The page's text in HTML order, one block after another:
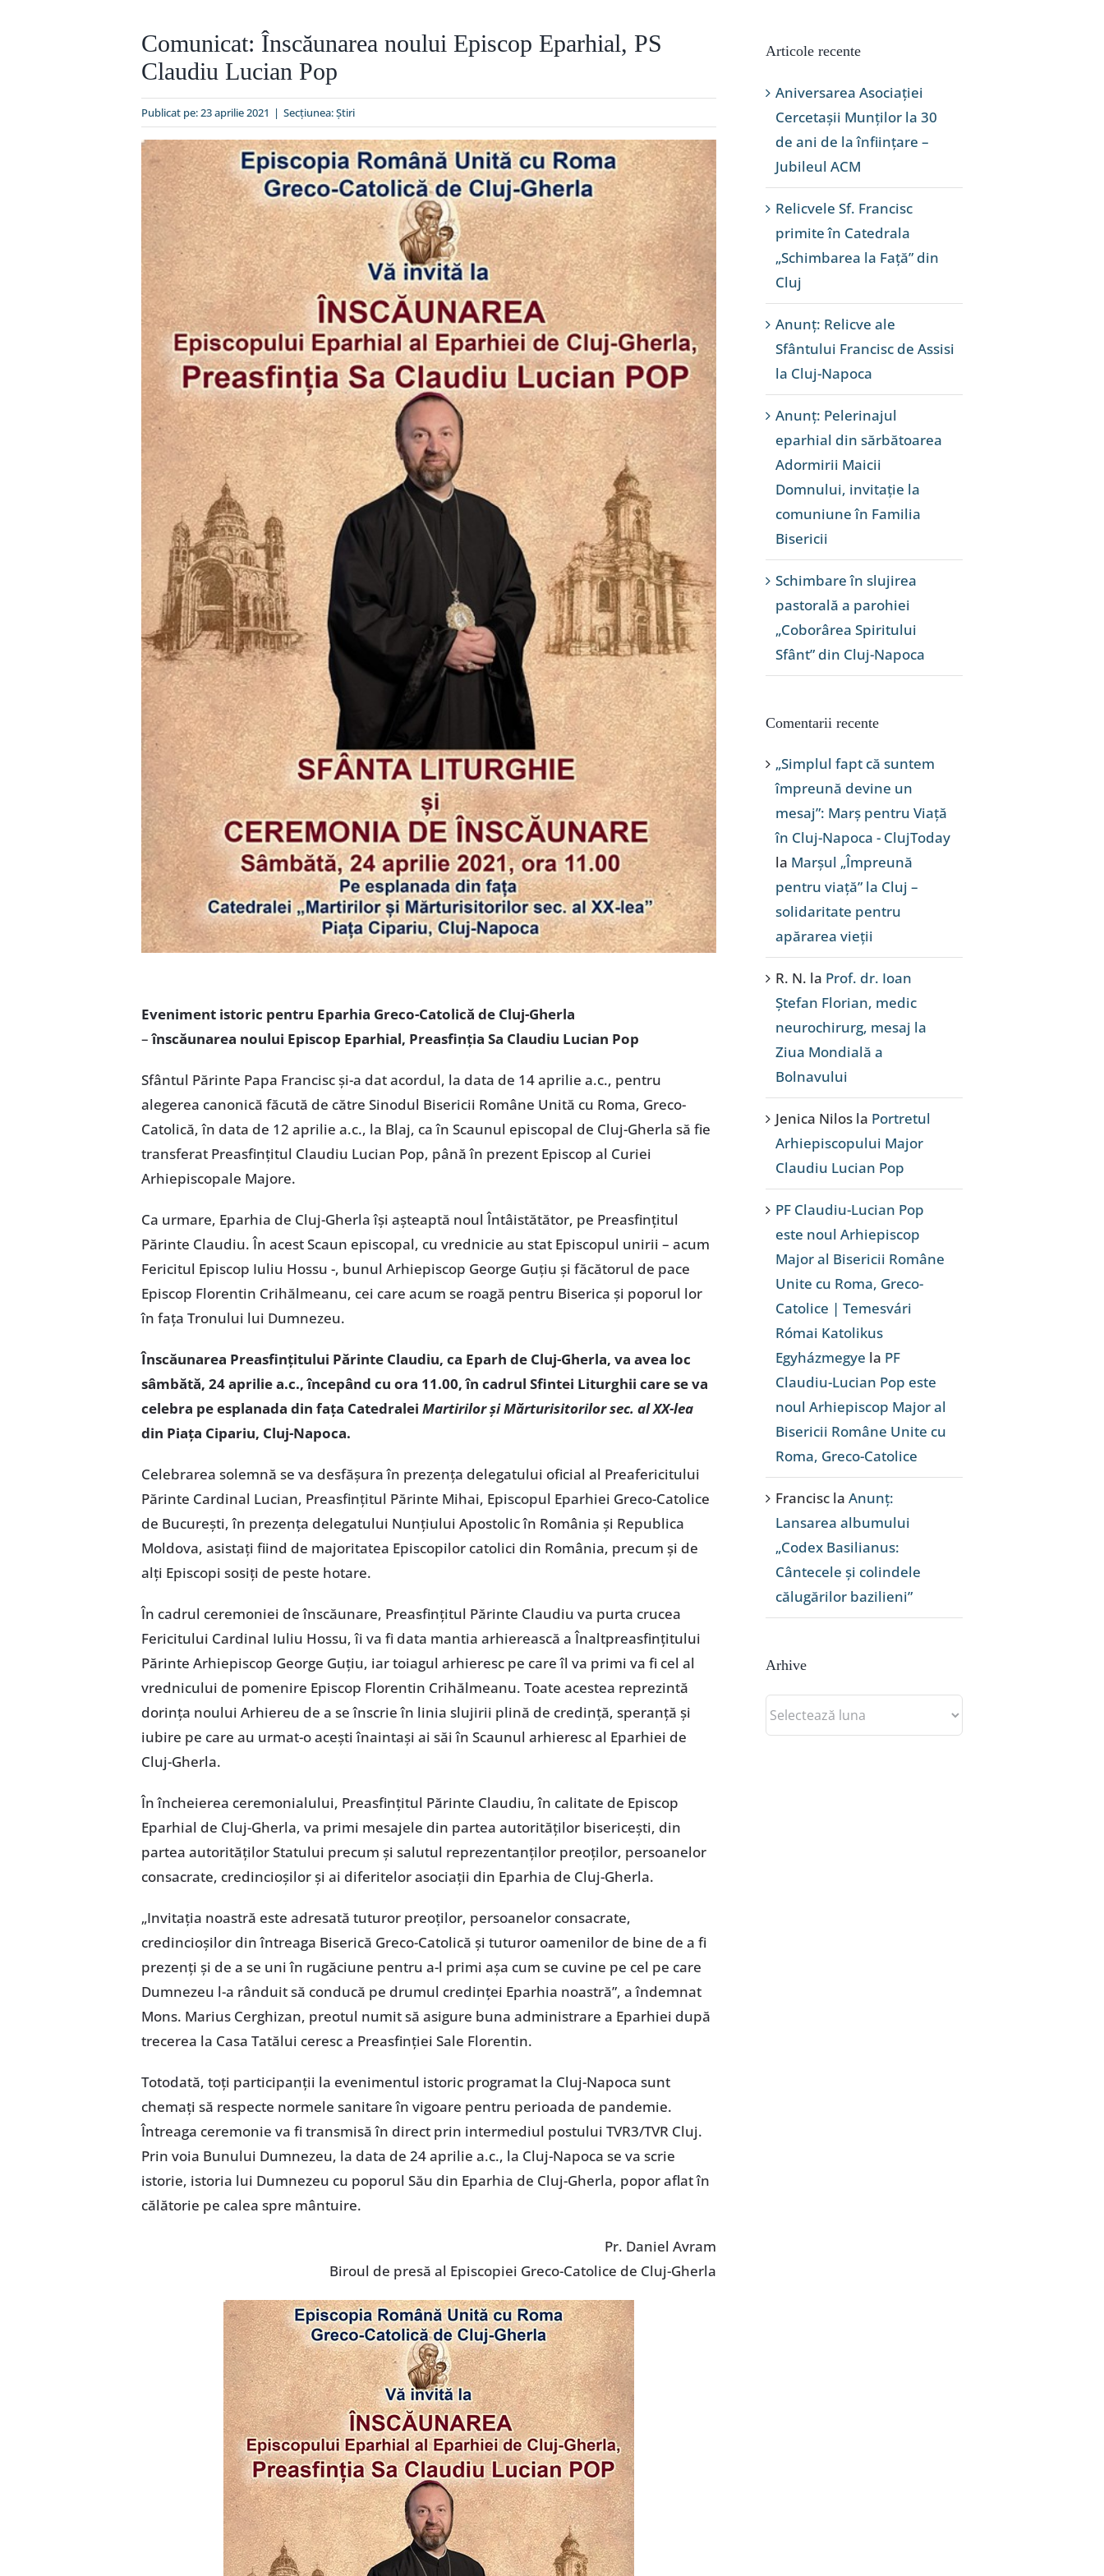
Comunicat: Înscăunarea noului Episcop Eparhial, PS
Claudiu Lucian Pop
Publicat pe: 23 aprilie 2021 | Secțiunea:Ştiri
Eveniment istoric pentru Eparhia Greco-Catolică de Cluj-Gherla
–înscăunarea noului Episcop Eparhial, Preasfinția Sa Claudiu Lucian Pop
Sfântul Părinte Papa Francisc și-a dat acordul, la data de 14 aprilie a.c., pentru
alegerea canonică făcută de către Sinodul Bisericii Române Unită cu Roma, Greco-
Catolică, în data de 12 aprilie a.c., la Blaj, ca în Scaunul episcopal de Cluj-Gherla să fie
transferat Preasfințitul Claudiu Lucian Pop, până în prezent Episcop al Curiei
Arhiepiscopale Majore.
Ca urmare, Eparhia de Cluj-Gherla își așteaptă noul Întâistătător, pe Preasfințitul
Părinte Claudiu. În acest Scaun episcopal, cu vrednicie au stat Episcopul unirii – acum
Fericitul Episcop Iuliu Hossu -, bunul Arhiepiscop George Guțiu și făcătorul de pace
Episcop Florentin Crihălmeanu, cei care acum se roagă pentru Biserica și poporul lor
în fața Tronului lui Dumnezeu.
Înscăunarea Preasfințitului Părinte Claudiu, ca Eparh de Cluj-Gherla, va avea loc
sâmbătă, 24 aprilie a.c., începând cu ora 11.00, în cadrul Sfintei Liturghii care se va
celebra pe esplanada din fața Catedralei Martirilor și Mărturisitorilor sec. al XX-lea
din Piața Cipariu, Cluj-Napoca.
Celebrarea solemnă se va desfășura în prezența delegatului oficial al Preafericitului
Părinte Cardinal Lucian, Preasfințitul Părinte Mihai, Episcopul Eparhiei Greco-Catolice
de București, în prezența delegatului Nunțiului Apostolic în România și Republica
Moldova, asistați fiind de majoritatea Episcopilor catolici din România, precum și de
alți Episcopi sosiți de peste hotare.
În cadrul ceremoniei de înscăunare, Preasfințitul Părinte Claudiu va purta crucea
Fericitului Cardinal Iuliu Hossu, îi va fi data mantia arhierească a Înaltpreasfințitului
Părinte Arhiepiscop George Guțiu, iar toiagul arhieresc pe care îl va primi va fi cel al
vrednicului de pomenire Episcop Florentin Crihălmeanu. Toate acestea reprezintă
dorința noului Arhiereu de a se înscrie în linia slujirii plină de credință, speranță și
iubire pe care au urmat-o acești înaintași ai săi în Scaunul arhieresc al Eparhiei de
Cluj-Gherla.
În încheierea ceremonialului, Preasfințitul Părinte Claudiu, în calitate de Episcop
Eparhial de Cluj-Gherla, va primi mesajele din partea autorităților bisericești, din
partea autorităților Statului precum și salutul reprezentanților preoților, persoanelor
consacrate, credincioșilor și ai diferitelor asociații din Eparhia de Cluj-Gherla.
„Invitația noastră este adresată tuturor preoților, persoanelor consacrate,
credincioșilor din întreaga Biserică Greco-Catolică și tuturor oamenilor de bine de a fi
prezenți și de a se uni în rugăciune pentru a-l primi așa cum se cuvine pe cel pe care
Dumnezeu l-a rânduit să conducă pe drumul credinței Eparhia noastră”, a îndemnat
Mons. Marius Cerghizan, preotul numit să asigure buna administrare a Eparhiei după
trecerea la Casa Tatălui ceresc a Preasfinției Sale Florentin.
Totodată, toți participanții la evenimentul istoric programat la Cluj-Napoca sunt
chemați să respecte normele sanitare în vigoare pentru perioada de pandemie.
Întreaga ceremonie va fi transmisă în direct prin intermediul postului TVR3/TVR Cluj.
Prin voia Bunului Dumnezeu, la data de 24 aprilie a.c., la Cluj-Napoca se va scrie
istorie, istoria lui Dumnezeu cu poporul Său din Eparhia de Cluj-Gherla, popor aflat în
călătorie pe calea spre mântuire.
Pr. Daniel Avram
Biroul de presă al Episcopiei Greco-Catolice de Cluj-Gherla
Articole recente
Aniversarea Asociației
Cercetașii Munților la 30
de ani de la înființare –
Jubileul ACM
Relicvele Sf. Francisc
primite în Catedrala
„Schimbarea la Față” din
Cluj
Anunț: Relicve ale
Sfântului Francisc de Assisi
la Cluj-Napoca
Anunț: Pelerinajul
eparhial din sărbătoarea
Adormirii Maicii
Domnului, invitație la
comuniune în Familia
Bisericii
Schimbare în slujirea
pastorală a parohiei
„Coborârea Spiritului
Sfânt” din Cluj-Napoca
Comentarii recente
„Simplul fapt că suntem
împreună devine un
mesaj”: Marș pentru Viață
în Cluj-Napoca - ClujToday
la Marșul „Împreună
pentru viață” la Cluj –
solidaritate pentru
apărarea vieții
R. N. la Prof. dr. Ioan
Ștefan Florian, medic
neurochirurg, mesaj la
Ziua Mondială a
Bolnavului
Jenica Nilos la Portretul
Arhiepiscopului Major
Claudiu Lucian Pop
PF Claudiu-Lucian Pop
este noul Arhiepiscop
Major al Bisericii Române
Unite cu Roma, Greco-
Catolice | Temesvári
Római Katolikus
Egyházmegye la PF
Claudiu-Lucian Pop este
noul Arhiepiscop Major al
Bisericii Române Unite cu
Roma, Greco-Catolice
Francisc la Anunț:
Lansarea albumului
„Codex Basilianus:
Cântecele și colindele
călugărilor bazilieni”
Arhive
Arhive